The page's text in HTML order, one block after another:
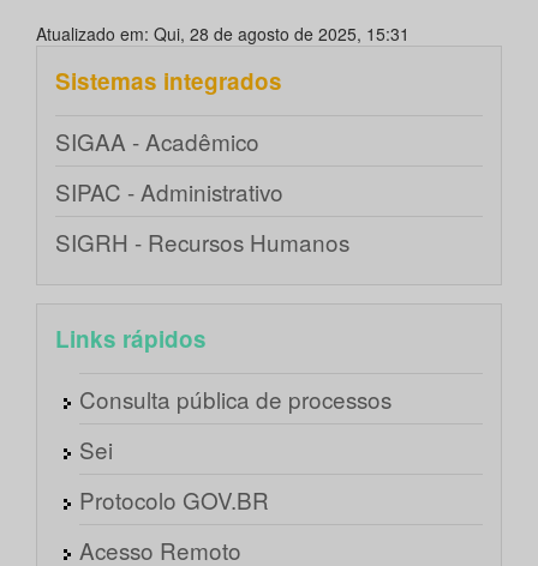
Atualizado em: Qui, 28 de agosto de 2025, 15:31
Sistemas integrados
SIGAA - Acadêmico
SIPAC - Administrativo
SIGRH - Recursos Humanos
Links rápidos
Consulta pública de processos
Sei
Protocolo GOV.BR
Acesso Remoto